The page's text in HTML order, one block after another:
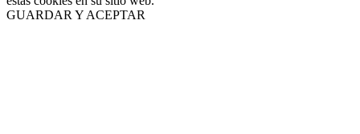
GUARDAR Y ACEPTAR